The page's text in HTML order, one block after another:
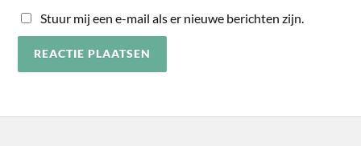
Stuur mij een e-mail als er nieuwe berichten zijn.